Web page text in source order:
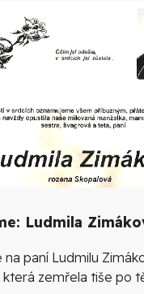
Ludmila
paní Ludmilu
zemřela tiše po